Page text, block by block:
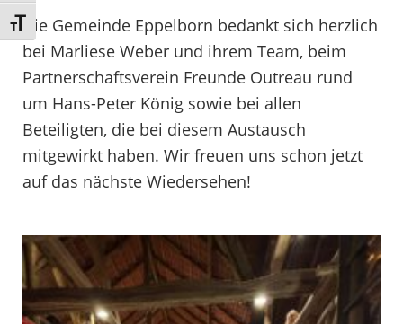
Schrift vergrößern
Die Gemeinde Eppelborn bedankt sich herzlich
bei Marliese Weber und ihrem Team, beim
Partnerschaftsverein Freunde Outreau rund
um Hans-Peter König sowie bei allen
Beteiligten, die bei diesem Austausch
mitgewirkt haben. Wir freuen uns schon jetzt
auf das nächste Wiedersehen!